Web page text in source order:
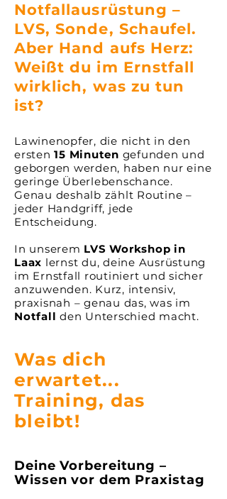
Notfallausrüstung –
LVS, Sonde, Schaufel.
Aber Hand aufs Herz:
Weißt du im Ernstfall
wirklich, was zu tun
ist?
Lawinenopfer, die nicht in den
ersten15 Minuten gefunden und
geborgen werden, haben nur eine
geringe Überlebenschance.
Genau deshalb zählt Routine –
jeder Handgriff, jede
Entscheidung.
In unserem LVS Workshop in
Laax lernst du, deine Ausrüstung
im Ernstfall routiniert und sicher
anzuwenden. Kurz, intensiv,
praxisnah – genau das, was im
Notfall den Unterschied macht.
Was dich
erwartet...
Training, das
bleibt!
Deine Vorbereitung –
Wissen vor dem Praxistag